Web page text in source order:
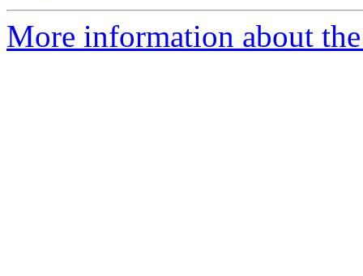
More information about